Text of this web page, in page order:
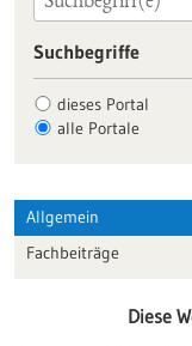
Suchbegriffe
dieses Portal
alle Portale
Allgemein
Fachbeiträge
VeranstaltungenDiese